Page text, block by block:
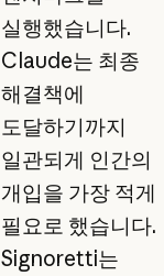
실행했습니다.
Claude는 최종
해결책에
도달하기까지
일관되게 인간의
개입을 가장 적게
필요로 했습니다.
Signoretti는